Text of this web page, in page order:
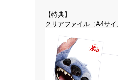
【特典】
クリアファイル（A4サイ